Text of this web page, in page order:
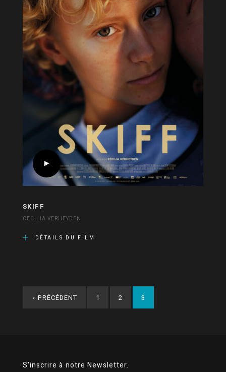
SKIFF
CECILIA VERHEYDEN
DÉTAILS DU FILM
‹ PRÉCÉDENT 1 2 3
S'inscrire à notre Newsletter.